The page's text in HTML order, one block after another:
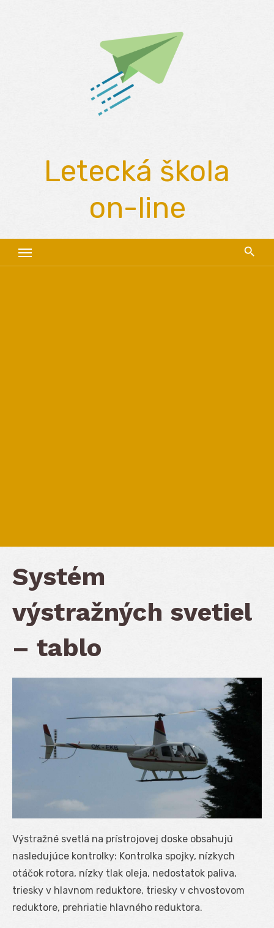
Letecká škola
on-line
Systém
výstražných svetiel
– tablo
Výstražné svetlá na prístrojovej doske obsahujú
nasledujúce kontrolky: Kontrolka spojky, nízkych
otáčok rotora, nízky tlak oleja, nedostatok paliva,
triesky v hlavnom reduktore, triesky v chvostovom
reduktore, prehriatie hlavného reduktora.